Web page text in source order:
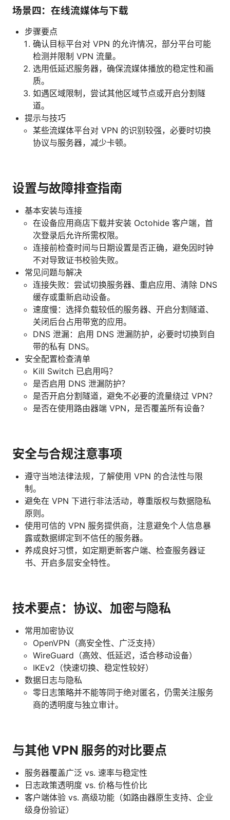
场景四：在线流媒体与下载
步骤要点
确认目标平台对 VPN 的允许情况，部分平台可能
检测并限制 VPN 流量。
选用低延迟服务器，确保流媒体播放的稳定性和画
质。
如遇区域限制，尝试其他区域节点或开启分割隧
道。
提示与技巧
某些流媒体平台对 VPN 的识别较强，必要时切换
协议与服务器，减少卡顿。
设置与故障排查指南
基本安装与连接
在设备应用商店下载并安装 Octohide 客户端，首
次登录后允许所需权限。
连接前检查时间与日期设置是否正确，避免因时钟
不对导致证书校验失败。
常见问题与解决
连接失败：尝试切换服务器、重启应用、清除 DNS
缓存或重新启动设备。
速度慢：选择负载较低的服务器、开启分割隧道、
关闭后台占用带宽的应用。
DNS 泄漏：启用 DNS 泄漏防护，必要时切换到自
带的私有 DNS。
安全配置检查清单
Kill Switch 已启用吗？
是否启用 DNS 泄漏防护？
是否开启分割隧道，避免不必要的流量绕过 VPN？
是否在使用路由器端 VPN，是否覆盖所有设备？
安全与合规注意事项
遵守当地法律法规，了解使用 VPN 的合法性与限
制。
避免在 VPN 下进行非法活动，尊重版权与数据隐私
原则。
使用可信的 VPN 服务提供商，注意避免个人信息暴
露或数据绑定到不信任的服务器。
养成良好习惯，如定期更新客户端、检查服务器证
书、开启多层安全特性。
技术要点：协议、加密与隐私
常用加密协议
OpenVPN（高安全性、广泛支持）
WireGuard（高效、低延迟，适合移动设备）
IKEv2（快速切换、稳定性较好）
数据日志与隐私
零日志策略并不能等同于绝对匿名，仍需关注服务
商的透明度与独立审计。
与其他 VPN 服务的对比要点
服务器覆盖广泛 vs. 速率与稳定性
日志政策透明度 vs. 价格与性价比
客户端体验 vs. 高级功能（如路由器原生支持、企业
级身份验证）